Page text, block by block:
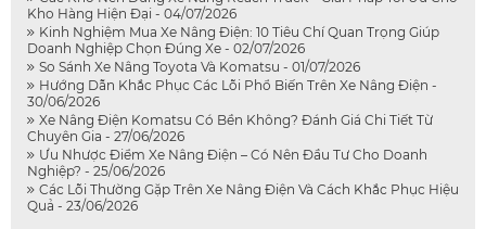
Kho Hàng Hiện Đại - 04/07/2026
Kinh Nghiệm Mua Xe Nâng Điện: 10 Tiêu Chí Quan Trọng Giúp
Doanh Nghiệp Chọn Đúng Xe - 02/07/2026
So Sánh Xe Nâng Toyota Và Komatsu - 01/07/2026
Hướng Dẫn Khắc Phục Các Lỗi Phổ Biến Trên Xe Nâng Điện -
30/06/2026
Xe Nâng Điện Komatsu Có Bền Không? Đánh Giá Chi Tiết Từ
Chuyên Gia - 27/06/2026
Ưu Nhược Điểm Xe Nâng Điện – Có Nên Đầu Tư Cho Doanh
Nghiệp? - 25/06/2026
Các Lỗi Thường Gặp Trên Xe Nâng Điện Và Cách Khắc Phục Hiệu
Quả - 23/06/2026